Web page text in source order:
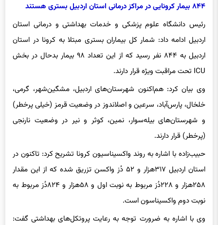
۸۴۴ بیمار کرونایی در مراکز درمانی استان اردبیل بستری هستند
رئیس دانشگاه علوم پزشکی و خدمات بهداشتی و درمانی استان
اردبیل ادامه داد: شمار کل بیماران بستری مبتلا به کرونا در استان
اردبیل به ۸۴۴ نفر رسید که از این تعداد ۹۸ بیمار بدحال در بخش
ICU تحت مراقبت ویژه قرار دارند.
وی بیان کرد: هم‌اکنون شهرستان‌های اردبیل، مشگین‌شهر، گرمی،
خلخال، پارس‌آباد، سرعین و اصلاندوز در وضعیت قرمز (خیلی پرخطر)
و شهرستان‌های بیله‌سوار، نمین، کوثر و نیر در وضعیت نارنجی
(پرخطر) قرار دارند.
حبیب‌زاده با اشاره به روند واکسیناسیون کرونا تشریح کرد: تاکنون در
استان اردبیل ۳۱۷هزار و ۵۲ دُز واکسن تزریق شده که از این مقدار
۲۵۸هزار و ۲۲۸دُز مربوط به نوبت اول و ۵۸هزار و ۸۲۴دُز مربوط به
نوبت دوم واکسیناسون است.
وی با اشاره به ضرورت توجه به رعایت پروتکل‌های بهداشتی گفت: